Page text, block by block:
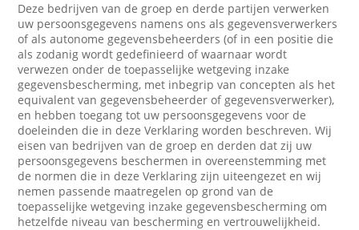
Deze bedrijven van de groep en derde partijen verwerken
uw persoonsgegevens namens ons als gegevensverwerkers
of als autonome gegevensbeheerders (of in een positie die
als zodanig wordt gedefinieerd of waarnaar wordt
verwezen onder de toepasselijke wetgeving inzake
gegevensbescherming, met inbegrip van concepten als het
equivalent van gegevensbeheerder of gegevensverwerker),
en hebben toegang tot uw persoonsgegevens voor de
doeleinden die in deze Verklaring worden beschreven. Wij
eisen van bedrijven van de groep en derden dat zij uw
persoonsgegevens beschermen in overeenstemming met
de normen die in deze Verklaring zijn uiteengezet en wij
nemen passende maatregelen op grond van de
toepasselijke wetgeving inzake gegevensbescherming om
hetzelfde niveau van bescherming en vertrouwelijkheid.